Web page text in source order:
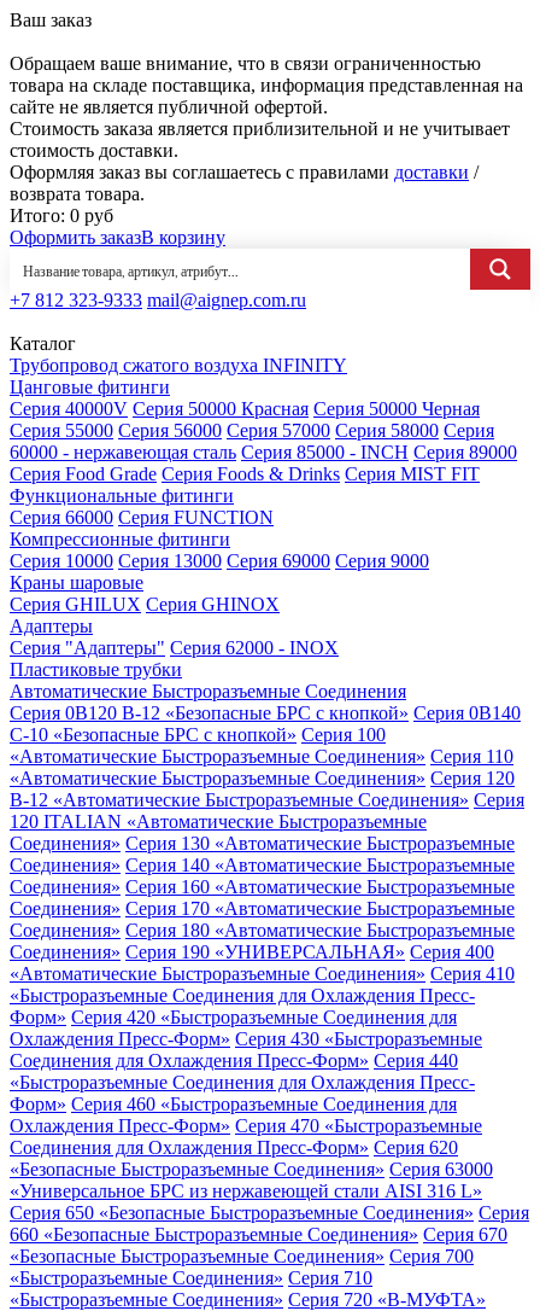
Ваш заказ
Обращаем ваше внимание, что в связи ограниченностью
товара на складе поставщика, информация представленная на
сайте не является публичной офертой.
Стоимость заказа является приблизительной и не учитывает
стоимость доставки.
Оформляя заказ вы соглашаетесь с правилами доставки /
возврата товара.
Итого: 0 руб
Оформить заказВ корзину
+7 812 323-9333 mail@aignep.com.ru
Каталог
Трубопровод сжатого воздуха INFINITY
Цанговые фитинги
Серия 40000V Серия 50000 Красная Серия 50000 Черная
Серия 55000 Серия 56000 Серия 57000 Серия 58000 Серия
60000 - нержавеющая сталь Серия 85000 - INCH Серия 89000
Серия Food Grade Серия Foods & Drinks Серия MIST FIT
Функциональные фитинги
Серия 66000 Серия FUNCTION
Компрессионные фитинги
Серия 10000 Серия 13000 Серия 69000 Серия 9000
Краны шаровые
Серия GHILUX Серия GHINOX
Адаптеры
Серия "Адаптеры" Серия 62000 - INOX
Пластиковые трубки
Автоматические Быстроразъемные Соединения
Серия 0B120 B-12 «Безопасные БРС с кнопкой» Серия 0B140
C-10 «Безопасные БРС с кнопкой» Серия 100
«Автоматические Быстроразъемные Соединения» Серия 110
«Автоматические Быстроразъемные Соединения» Серия 120
B-12 «Автоматические Быстроразъемные Соединения» Серия
120 ITALIAN «Автоматические Быстроразъемные
Соединения» Серия 130 «Автоматические Быстроразъемные
Соединения» Серия 140 «Автоматические Быстроразъемные
Соединения» Серия 160 «Автоматические Быстроразъемные
Соединения» Серия 170 «Автоматические Быстроразъемные
Соединения» Серия 180 «Автоматические Быстроразъемные
Соединения» Серия 190 «УНИВЕРСАЛЬНАЯ» Серия 400
«Автоматические Быстроразъемные Соединения» Серия 410
«Быстроразъемные Соединения для Охлаждения Пресс-
Форм» Серия 420 «Быстроразъемные Соединения для
Охлаждения Пресс-Форм» Серия 430 «Быстроразъемные
Соединения для Охлаждения Пресс-Форм» Серия 440
«Быстроразъемные Соединения для Охлаждения Пресс-
Форм» Серия 460 «Быстроразъемные Соединения для
Охлаждения Пресс-Форм» Серия 470 «Быстроразъемные
Соединения для Охлаждения Пресс-Форм» Серия 620
«Безопасные Быстроразъемные Соединения» Серия 63000
«Универсальное БРС из нержавеющей стали AISI 316 L»
Серия 650 «Безопасные Быстроразъемные Соединения» Серия
660 «Безопасные Быстроразъемные Соединения» Серия 670
«Безопасные Быстроразъемные Соединения» Серия 700
«Быстроразъемные Соединения» Серия 710
«Быстроразъемные Соединения» Серия 720 «B-МУФТА»